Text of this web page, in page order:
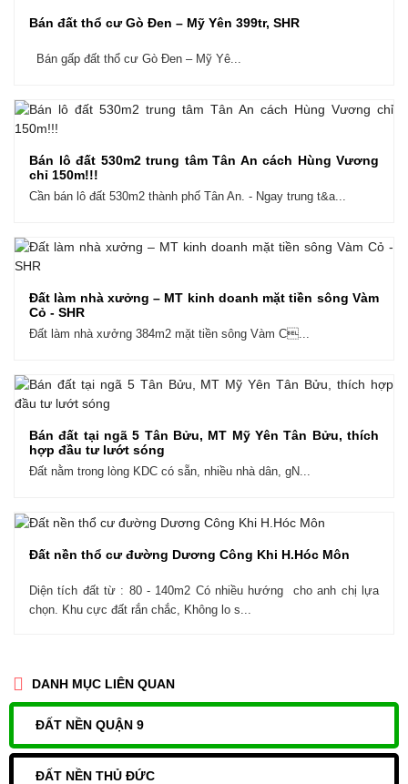
Bán đất thổ cư Gò Đen – Mỹ Yên 399tr, SHR
Bán gấp đất thổ cư Gò Đen – Mỹ Yê...
Bán lô đất 530m2 trung tâm Tân An cách Hùng Vương
chỉ 150m!!!
Cần bán lô đất 530m2 thành phố Tân An. - Ngay trung t&a...
Đất làm nhà xưởng – MT kinh doanh mặt tiền sông Vàm
Cỏ - SHR
Đất làm nhà xưởng 384m2 mặt tiền sông Vàm C...
Bán đất tại ngã 5 Tân Bửu, MT Mỹ Yên Tân Bửu, thích
hợp đầu tư lướt sóng
Đất nằm trong lòng KDC có sẵn, nhiều nhà dân, gN...
Đất nền thổ cư đường Dương Công Khi H.Hóc Môn
Diện tích đất từ : 80 - 140m2 Có nhiều hướng cho anh chị lựa
chọn. Khu cực đất rắn chắc, Không lo s...
DANH MỤC LIÊN QUAN
ĐẤT NỀN QUẬN 9
ĐẤT NỀN THỦ ĐỨC